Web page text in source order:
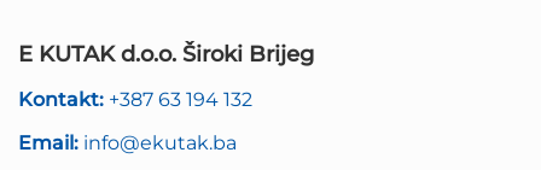
E KUTAK d.o.o. Široki Brijeg
Kontakt: +387 63 194 132
Email: info@ekutak.ba